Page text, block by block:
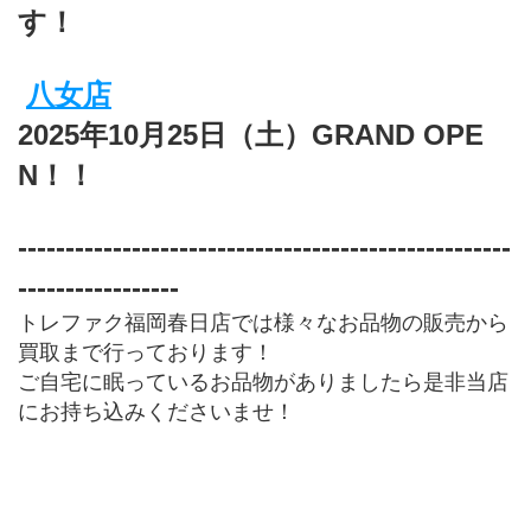
す！
八女店
2025年10月25日（土）GRAND OPE
N！！
----------------------------------------------------
-----------------
トレファク福岡春日店では様々なお品物の販売から
買取まで行っております！
ご自宅に眠っているお品物がありましたら是非当店
にお持ち込みくださいませ！